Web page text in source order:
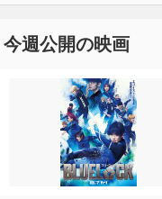
今週公開の映画